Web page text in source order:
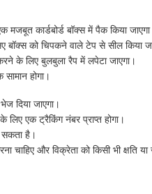
मजबूत कार्डबोर्ड बॉक्स में पैक किया
बॉक्स को चिपकने वाले टेप से सील किया
के लिए बुलबुला रैप में लपेटा जाएगा।
होगा।
दिया जाएगा।
लिए एक ट्रैकिंग नंबर प्राप्त होगा।
सकता है।
चाहिए और विक्रेता को किसी भी क्षति